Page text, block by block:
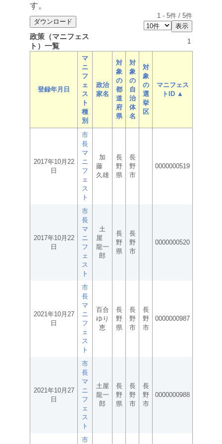
す。
1 - 5件 / 5件
政策（マニフェス
ト）一覧
1
登録年月日
マ
ニ
フ
ェ
ス
ト
種
別
政治
家名
対
象
の
都
道
府
県
対
象
の
自
治
体
名
対
象
の
選
挙
区
マニフェス
トID ▲
2017年10月22
日
市
長
マ
ニ
フ
ェ
ス
ト
加
藤
久雄
長
野
県
長
野
市
0000000519
2017年10月22
日
市
長
マ
ニ
フ
ェ
ス
ト
土
屋
龍一
郎
長
野
県
長
野
市
0000000520
2021年10月27
日
市
長
マ
ニ
フ
ェ
ス
ト
百合
ゆり
恵
長
野
県
長
野
市
長
野
市
0000000987
2021年10月27
日
市
長
マ
ニ
フ
ェ
ス
ト
土屋
龍一
郎
長
野
県
長
野
市
長
野
市
0000000988
市